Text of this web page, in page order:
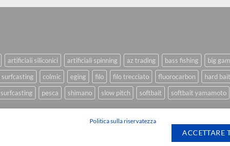
artificiali siliconici artificiali spinning az trading bass fishing big
surfcasting colmic eging filo filo trecciato fluorocarbon hard bait
pesca shimano slow pitch softbait softbait yamamoto
Politica sulla riservatezza
ACCETTARE